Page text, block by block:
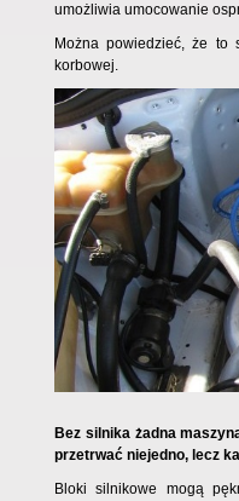
umożliwia umocowanie
Można powiedzieć, że to
korbowej.
Bez silnika żadna
przetrwać niejedno, lecz
Bloki silnikowe mogą